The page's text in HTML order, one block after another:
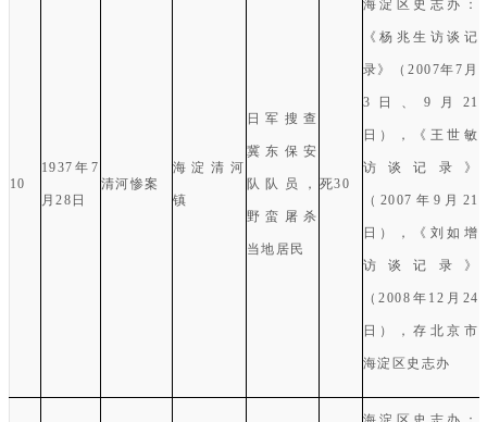
10
1937 年 7
月 28 日
清河惨案
海淀清河
镇
日军搜查
冀东保安
队队员，
野蛮屠杀
当地居民
死30
海淀区史志办 ：
《杨兆生访谈记
录》（ 2007年7 月
3 日、 9 月 21
日），《王世敏
访谈记录》
（ 2007 年 9 月 21
日 ），《刘如增
访谈记录》
（2008 年 12 月 24
日），存北京市
海淀区史志办